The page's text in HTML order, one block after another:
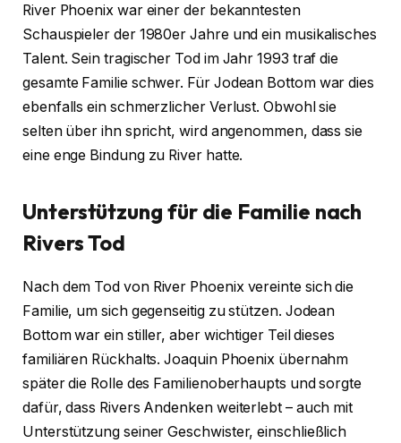
River Phoenix war einer der bekanntesten
Schauspieler der 1980er Jahre und ein musikalisches
Talent. Sein tragischer Tod im Jahr 1993 traf die
gesamte Familie schwer. Für Jodean Bottom war dies
ebenfalls ein schmerzlicher Verlust. Obwohl sie
selten über ihn spricht, wird angenommen, dass sie
eine enge Bindung zu River hatte.
Unterstützung für die Familie nach
Rivers Tod
Nach dem Tod von River Phoenix vereinte sich die
Familie, um sich gegenseitig zu stützen. Jodean
Bottom war ein stiller, aber wichtiger Teil dieses
familiären Rückhalts. Joaquin Phoenix übernahm
später die Rolle des Familienoberhaupts und sorgte
dafür, dass Rivers Andenken weiterlebt – auch mit
Unterstützung seiner Geschwister, einschließlich